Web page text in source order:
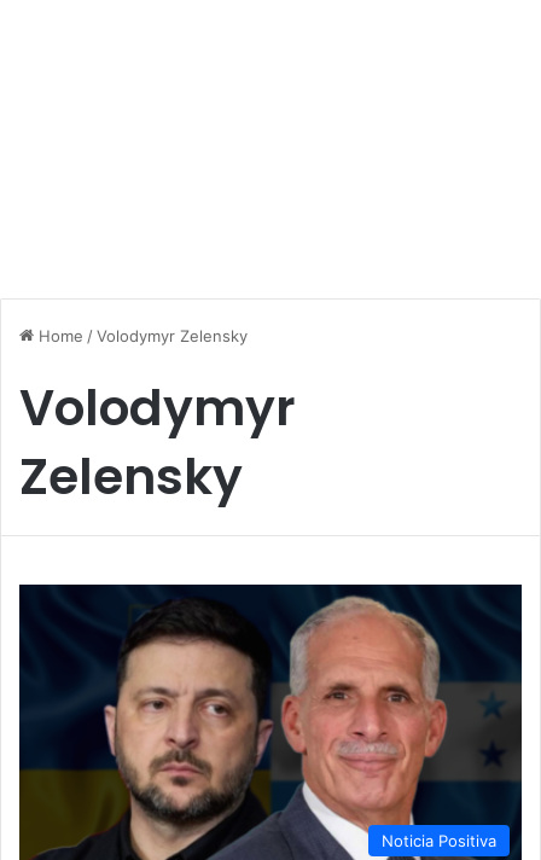
Home /Volodymyr Zelensky
Volodymyr
Zelensky
Noticia Positiva